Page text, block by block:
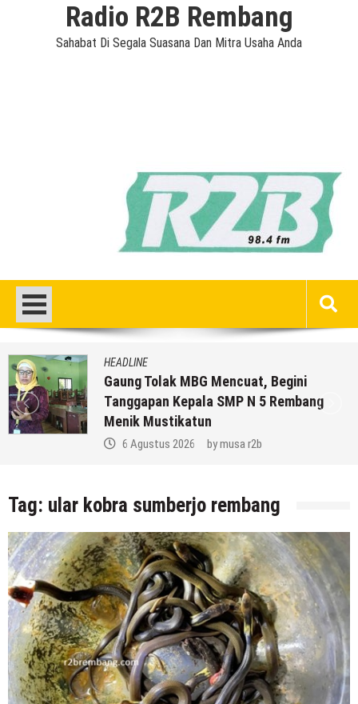
Radio R2B Rembang
Sahabat Di Segala Suasana Dan Mitra Usaha Anda
HEADLINE
Gaung Tolak MBG Mencuat, Begini
Tanggapan Kepala SMP N 5 Rembang
Menik Mustikatun
6 Agustus 2026 bymusa r2b
Tag: ular kobra sumberjo rembang